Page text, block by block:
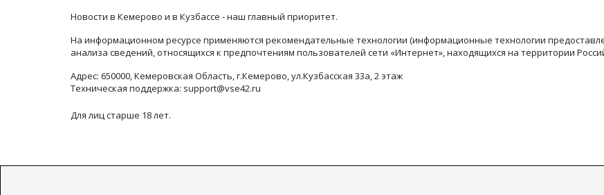
Новости в Кемерово и в Кузбассе - наш главный приоритет.
На информационном ресурсе применяются рекомендательные технологии (информационные технологии
анализа сведений, относящихся к предпочтениям пользователей сети «Интернет», находящихся на территории
Адрес: 650000, Кемеровская Область, г.Кемерово, ул.Кузбасская 33а, 2 этаж
Техническая поддержка: support@vse42.ru
Для лиц старше 18 лет.